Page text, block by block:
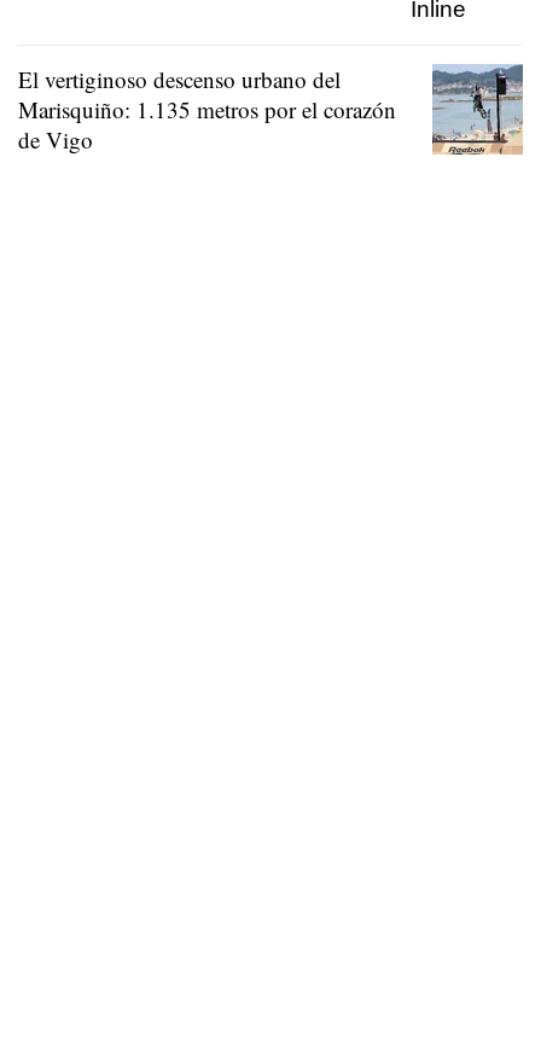
El vertiginoso descenso urbano del
Marisquiño: 1.135 metros por el corazón
de Vigo